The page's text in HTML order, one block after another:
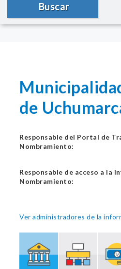
Buscar
de
Responsable del Portal de
Nombramiento:
Responsable de acceso a la
Nombramiento:
Ver administradores de la